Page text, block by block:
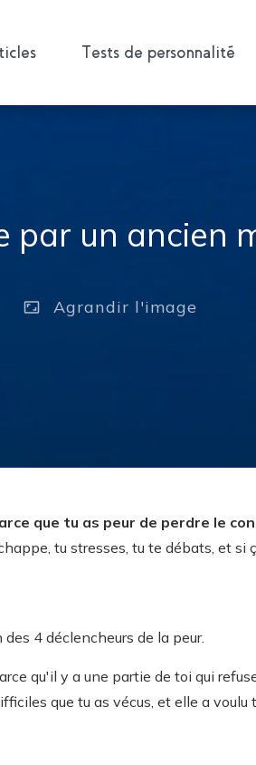
Tests de personnalité
par un ancien
Agrandir l'image
que tu as peur de perdre le
tu stresses, tu te débats, et si
4 déclencheurs de la peur.
qu'il y a une partie de toi qui
que tu as vécus, et elle a